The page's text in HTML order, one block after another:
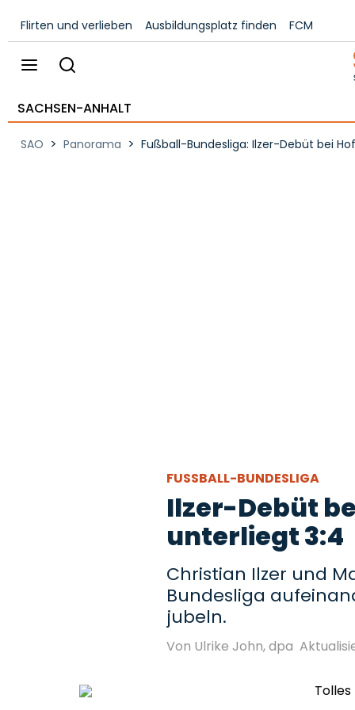
Flirten und verlieben Ausbildungsplatz finden FCM
SACHSEN-ANHALT
SAO > Panorama > Fußball-Bundesliga: Ilzer-Debüt bei
FUSSBALL-BUNDESLIGA
Ilzer-Debüt
unterliegt 3:4
Christian Ilzer und
Bundesliga
jubeln.
Von Ulrike John, dpa